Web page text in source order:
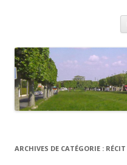
ARCHIVES DE CATÉGORIE :